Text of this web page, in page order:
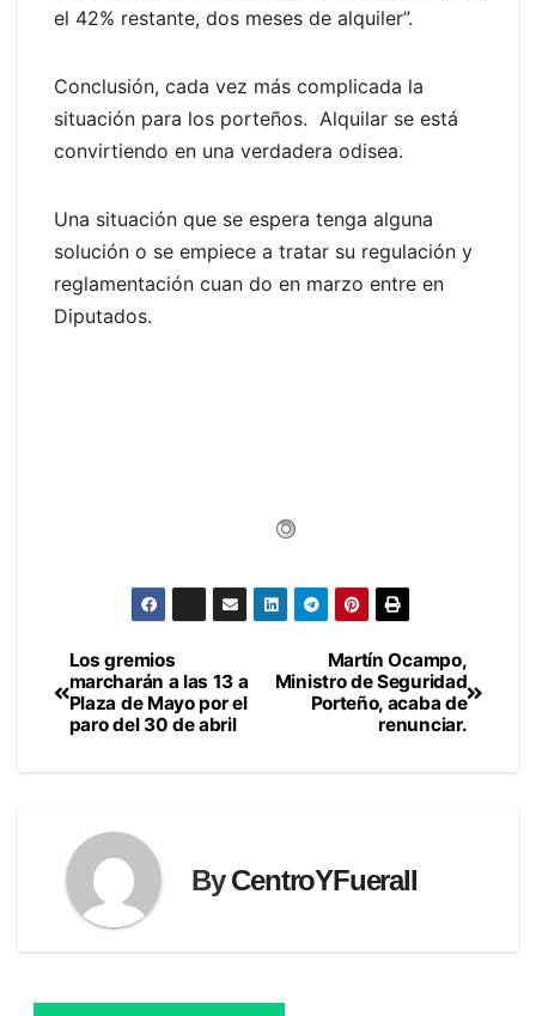
el 42% restante, dos meses de alquiler”.
Conclusión, cada vez más complicada la
situación para los porteños. Alquilar se está
convirtiendo en una verdadera odisea.
Una situación que se espera tenga alguna
solución o se empiece a tratar su regulación y
reglamentación cuan do en marzo entre en
Diputados.
Navegación
de
Martín Ocampo,
Ministro de Seguridad
Porteño, acaba de
renunciar.
Los gremios
marcharán a las 13 a
Plaza de Mayo por el
paro del 30 de abril
ByCentroYFueraII